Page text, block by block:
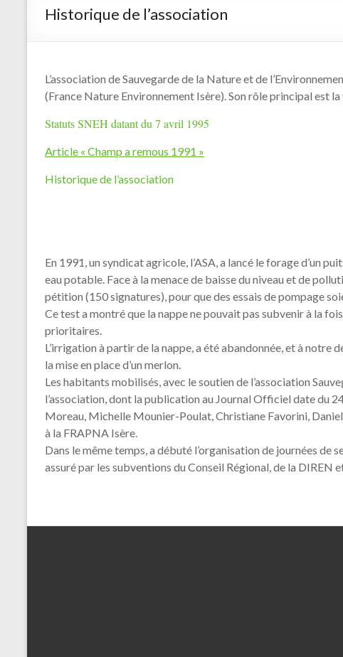
Historique de l’association
L’association de Sauvegarde de la Nature et de
(France Nature Environnement Isère). Son rôle principal est
Statuts SNEH datant du 7 avril 1995
Article « Champ a remous 1991 »
Historique de l’association
En 1991, un syndicat agricole, l’ASA, a lancé le forage d’un
eau potable. Face à la menace de baisse du niveau et de
pétition (150 signatures), pour que des essais de pompage
Ce test a montré que la nappe ne pouvait pas subvenir à la
prioritaires.
L’irrigation à partir de la nappe, a été abandonnée, et à notre
la mise en place d’un merlon.
Les habitants mobilisés, avec le soutien de l’association
l’association, dont la publication au Journal Officiel date du
Moreau, Michelle Mounier-Poulat, Christiane Favorini, Daniel
à la FRAPNA Isère.
Dans le même temps, a débuté l’organisation de journées de
assuré par les subventions du Conseil Régional, de la DIREN